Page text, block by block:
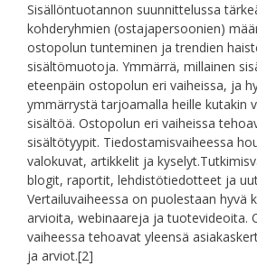
Sisällöntuotannon suunnittelussa
kohderyhmien (ostajapersoonien)
ostopolun tunteminen ja trendien
sisältömuotoja. Ymmärrä, millainen
eteenpäin ostopolun eri vaiheissa, ja
ymmärrystä tarjoamalla heille kutakin
sisältöä. Ostopolun eri vaiheissa
sisältötyypit. Tiedostamisvaiheessa
valokuvat, artikkelit ja
blogit, raportit, lehdistötiedotteet ja
Vertailuvaiheessa on puolestaan hyvä
arvioita, webinaareja ja tuotevideoita.
vaiheessa tehoavat yleensä
ja arviot.[2]